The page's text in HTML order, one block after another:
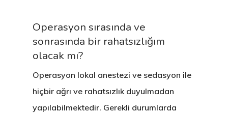
Operasyon sırasında ve
sonrasında bir rahatsızlığım
olacak mı?
Operasyon lokal anestezi ve sedasyon ile
hiçbir ağrı ve rahatsızlık duyulmadan
yapılabilmektedir. Gerekli durumlarda